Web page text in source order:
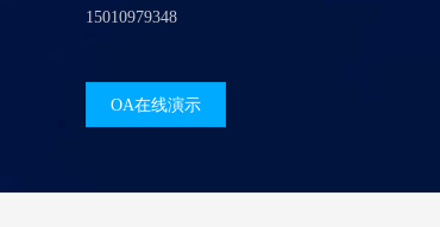
15010979348
OA在线演示